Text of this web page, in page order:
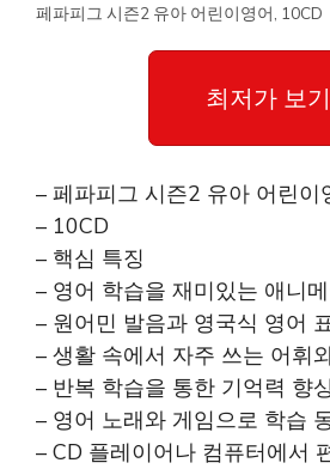
페파피그 시즌2 유아 어린이영어, 10CD
최저가 보기
– 페파피그 시즌2 유아 어린이
– 10CD
– 핵심 특징
– 영어 학습을 재미있는 애니
– 원어민 발음과 영국식 영어
– 생활 속에서 자주 쓰는 어휘
– 반복 학습을 통한 기억력 향
– 영어 노래와 게임으로 학습
– CD 플레이어나 컴퓨터에서